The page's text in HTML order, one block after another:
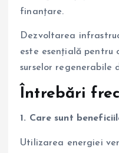
finanțare.
Dezvoltarea
este esențială
surselor regenerabile
Întrebări
1. Care sunt
Utilizarea energiei